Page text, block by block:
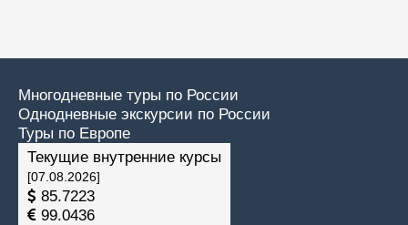
Многодневные туры по России
Однодневные экскурсии по России
Туры по Европе
Текущие внутренние курсы
[07.08.2026]
85.7223
99.0436